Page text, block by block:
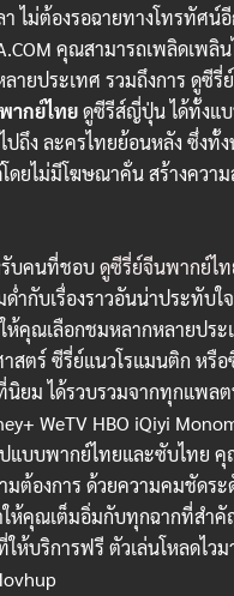
ไม่ต้องรอฉายทางโทรทัศน์
คุณสามารถเพลิดเพลิ
ายประเทศ รวมถึงการ ดูซีรี่
ากย์ไทยดูซีรีส์ญี่ปุ่น ได้ทั้งแ
ปถึง ละครไทยย้อนหลัง ซึ่งทั้
ดยไม่มีโฆษณาคั่น สร้างควา
บคนที่ชอบดูซีรี่ย์จีนพากย์ไ
ำกับเรื่องราวอันน่าประทับใจ
ให้คุณเลือกชมหลากหลายประ
สตร์ ซีรี่ย์แนวโรแมนติก หรื
นิยม ได้รวบรวมจากทุกแพล
WeTV HBO iQiyi
แบบพากย์ไทยและซับไทย คุ
มต้องการ ด้วยความคมชัดร
ให้คุณเต็มอิ่มกับทุกฉากที่สำ
ห้บริการฟรี ตัวเล่นโหลดไว